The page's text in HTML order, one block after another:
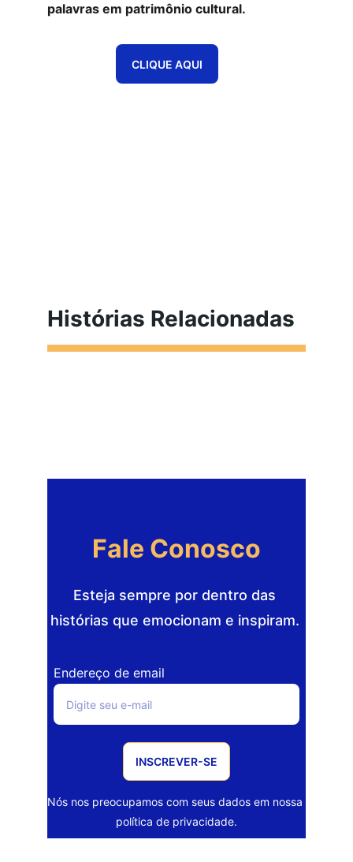
palavras em patrimônio cultural.
CLIQUE AQUI
Histórias Relacionadas
Fale Conosco
Esteja sempre por dentro das
histórias que emocionam e inspiram.
Endereço de email
INSCREVER-SE
Nós nos preocupamos com seus dados em nossa
política de privacidade.